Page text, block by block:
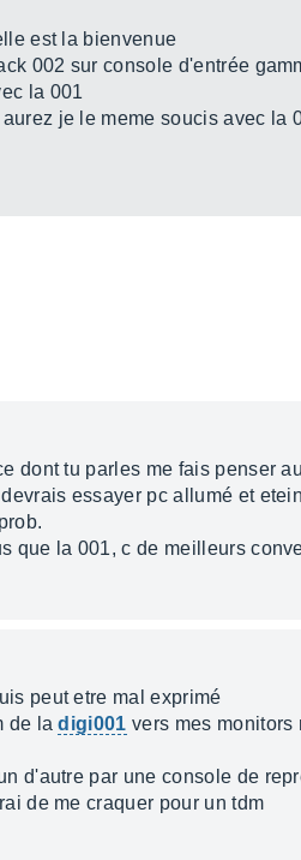
est la bienvenue
002 sur console d'entrée
la 001
je le meme soucis avec la
dont tu parles me fais penser
essayer pc allumé et
que la 001, c de meilleurs
peut etre mal exprimé
de ladigi001 vers mes monitors
d'autre par une console de
de me craquer pour un tdm